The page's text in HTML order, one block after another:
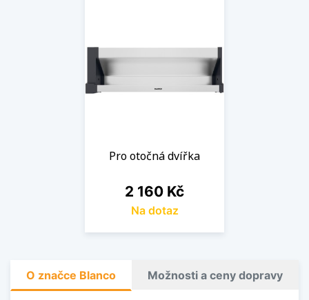
Pro otočná dvířka
Cena
2 160 Kč
Na dotaz
O značce Blanco Možnosti a ceny dopravy